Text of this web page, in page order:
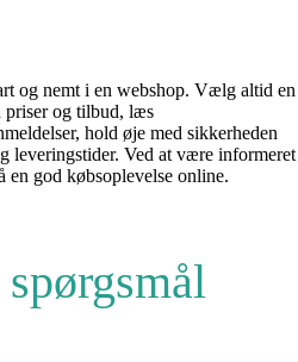
og nemt i en webshop. Vælg altid en
priser og tilbud, læs
hold øje med sikkerheden
leveringstider. Ved at være informeret
en god købsoplevelse online.